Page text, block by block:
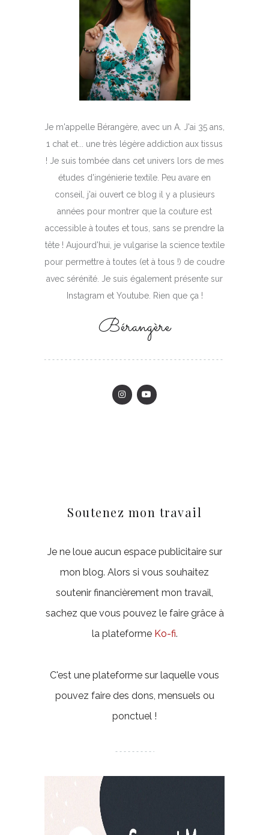
Je m'appelle Bérangère, avec un A. J'ai 35 ans,
1 chat et... une très légère addiction aux tissus
! Je suis tombée dans cet univers lors de mes
études d'ingénierie textile. Peu avare en
conseil, j'ai ouvert ce blog il y a plusieurs
années pour montrer que la couture est
accessible à toutes et tous, sans se prendre la
tête ! Aujourd'hui, je vulgarise la science textile
pour permettre à toutes (et à tous !) de coudre
avec sérénité. Je suis également présente sur
Instagram et Youtube. Rien que ça !
Bérangère
Soutenez mon travail
Je ne loue aucun espace publicitaire sur
mon blog. Alors si vous souhaitez
soutenir financièrement mon travail,
sachez que vous pouvez le faire grâce à
la plateforme Ko-fi.
C'est une plateforme sur laquelle vous
pouvez faire des dons, mensuels ou
ponctuel !